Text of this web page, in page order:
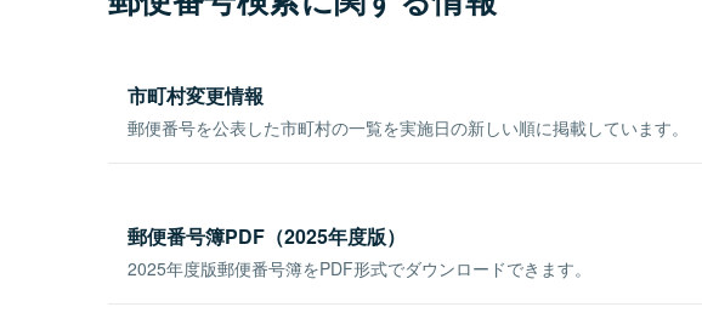
市町村変更情報
郵便番号を公表した市町村の一覧を実施日の新しい順に掲載しています。
郵便番号簿PDF（2025年度版）
2025年度版郵便番号簿をPDF形式でダウンロードできます。